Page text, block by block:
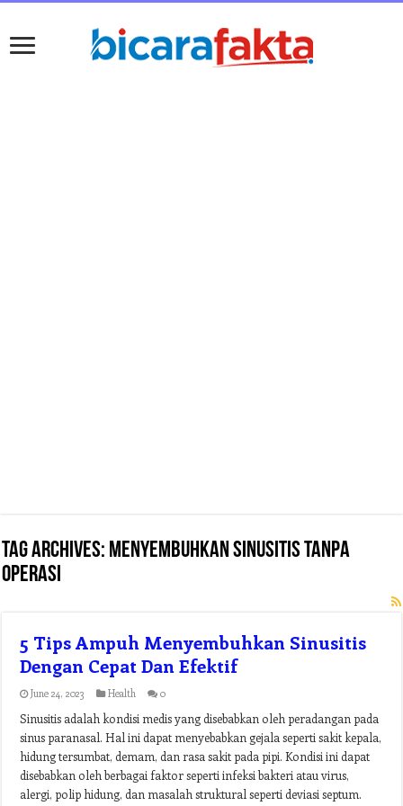
Tag Archives: menyembuhkan sinusitis tanpa
operasi
5 Tips Ampuh Menyembuhkan Sinusitis
Dengan Cepat Dan Efektif
June 24, 2023 Health 0
Sinusitis adalah kondisi medis yang disebabkan oleh peradangan pada
sinus paranasal. Hal ini dapat menyebabkan gejala seperti sakit kepala,
hidung tersumbat, demam, dan rasa sakit pada pipi. Kondisi ini dapat
disebabkan oleh berbagai faktor seperti infeksi bakteri atau virus,
alergi, polip hidung, dan masalah struktural seperti deviasi septum.